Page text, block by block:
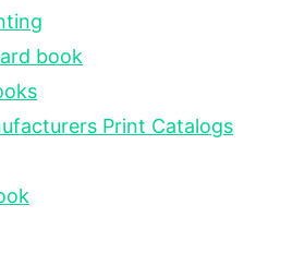
book
Print Catalogs